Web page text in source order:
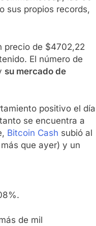
sus propios records,
precio de $4702,22
El número de
su mercado de
positivo el día
se encuentra a
Bitcoin Cash subió al
que ayer) y un
de mil